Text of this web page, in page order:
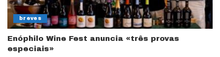
breves
Enóphilo Wine Fest anuncia «três provas
especiais»